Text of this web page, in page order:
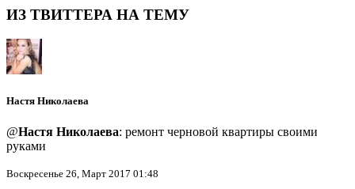
ИЗ ТВИТТЕРА НА ТЕМУ
Настя Николаева
@Настя Николаева: ремонт черновой квартиры своими
руками
Воскресенье 26, Март 2017 01:48